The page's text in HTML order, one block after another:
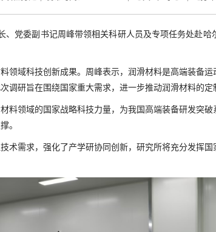
、党委副书记周峰带领相关科研人员及专项任务处赴
领域科技创新成果。周峰表示，润滑材料是高端装备
调研旨在围绕国家重大需求，进一步推动润滑材料的定
料领域的国家战略科技力量，为我国高端装备研发突
。
术需求，强化了产学研协同创新，研究所将充分发挥